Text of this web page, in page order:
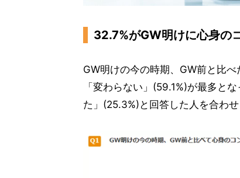
32.7%がGW明けに心身の
GW明けの今の時期、GW前と比
「変わらない」(59.1%)が最多と
た」(25.3%)と回答した人を合わ